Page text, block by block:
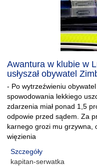
Awantura w klubie w
usłyszał obywatel
- Po wytrzeźwieniu
spowodowania lekkiego
zdarzenia miał ponad 1,5
odpowie przed sądem. Za
karnego grozi mu grzywna,
więzienia
Szczegóły
kapitan-serwatka